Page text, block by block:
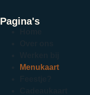
Pagina's
Menukaart